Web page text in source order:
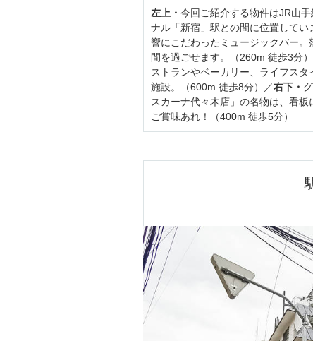
左上・ 今回ご紹介する物件はJR山
ナル「新宿」駅との間に位置してい
響にこだわったミュージックバー
間を過ごせます。（260m 徒歩3分
ストランやベーカリー、ライフス
施設。（600m 徒歩8分）／右下・
スカーナ代々木店」の名物は、看
ご賞味あれ！（400m 徒歩5分）